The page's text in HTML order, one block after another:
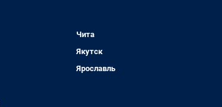
Чита
Якутск
Ярославль